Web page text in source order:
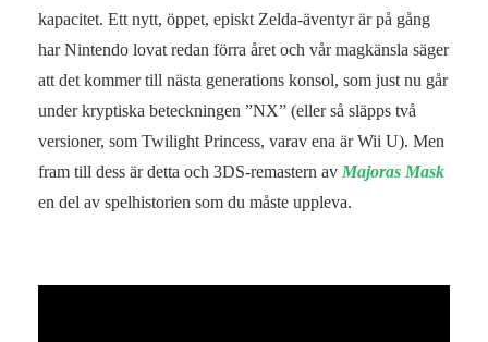
kapacitet. Ett nytt, öppet, episkt Zelda-äventyr är på gång
har Nintendo lovat redan förra året och vår magkänsla säger
att det kommer till nästa generations konsol, som just nu går
under kryptiska beteckningen ”NX” (eller så släpps två
versioner, som Twilight Princess, varav ena är Wii U). Men
fram till dess är detta och 3DS-remastern av Majoras Mask
en del av spelhistorien som du måste uppleva.